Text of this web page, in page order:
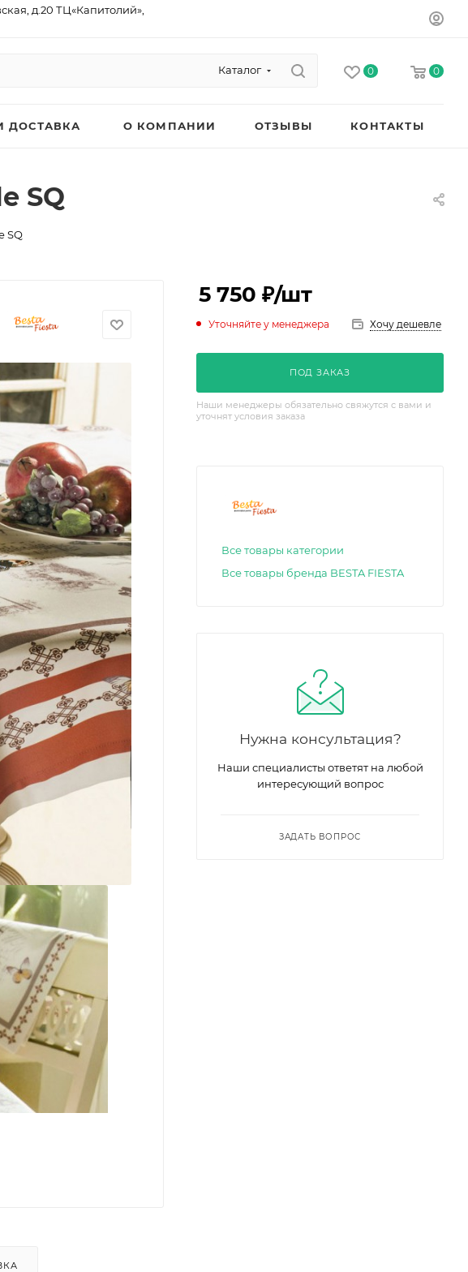
д.20 ТЦ«Капитолий»,
Каталог 0 0
ДОСТАВКА О КОМПАНИИ ОТЗЫВЫ КОНТАКТЫ
SQ
SQ
5 750 ₽/шт
Уточняйте у менеджера Хочу дешевле
ПОД ЗАКАЗ
Наши менеджеры обязательно свяжутся с вами и
уточнят условия заказа
Все товары категории
Все товары бренда BESTA FIESTA
Нужна консультация?
Наши специалисты ответят на любой
интересующий вопрос
ЗАДАТЬ ВОПРОС